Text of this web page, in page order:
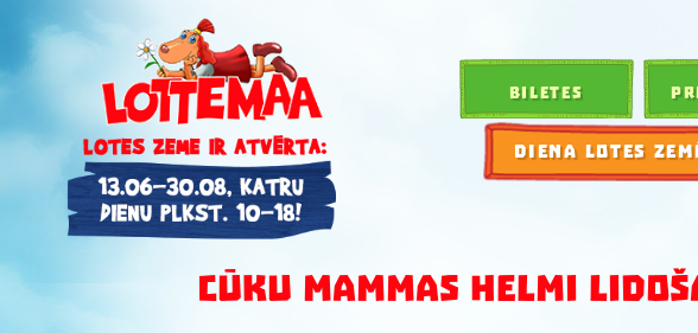
BILETES
DIENA LOTES
CŪKU MAMMAS HELMI